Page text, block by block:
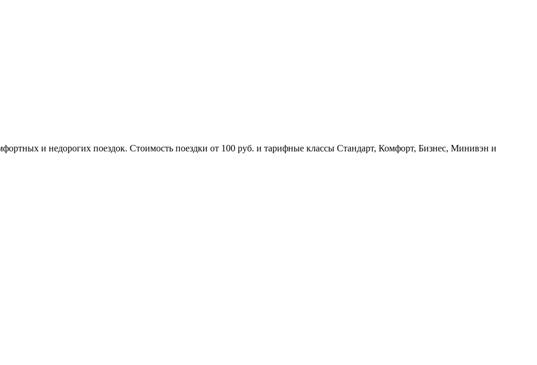
и недорогих поездок. Стоимость поездки от 100 руб. и тарифные классы Стандарт, Комфорт, Бизнес, Минивэн и